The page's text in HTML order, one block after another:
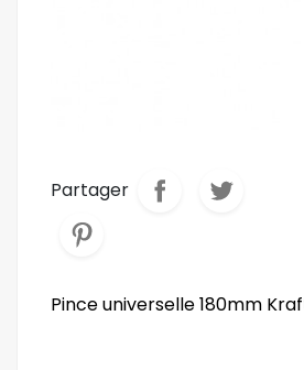
Partager
Pince universelle 180mm